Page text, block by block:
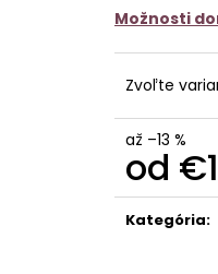
Možnosti
Zvoľte
až –13 %
od
Jednotková
cena:
Kategória: